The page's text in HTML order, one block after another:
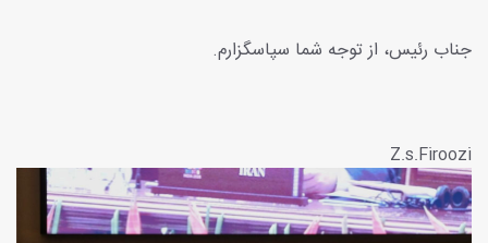
جناب رئیس، از توجه شما سپاسگزارم.
Z.s.Firoozi